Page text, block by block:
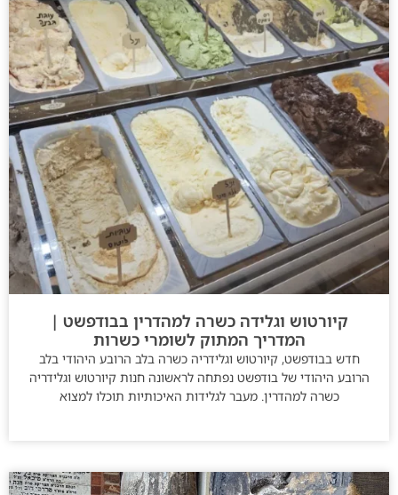
קיורטוש וגלידה כשרה למהדרין בבודפשט |
המדריך המתוק לשומרי כשרות
חדש בבודפשט, קיורטוש וגלידריה כשרה בלב הרובע היהודי בלב
הרובע היהודי של בודפשט נפתחה לראשונה חנות קיורטוש וגלידריה
כשרה למהדרין. מעבר לגלידות האיכותיות תוכלו למצוא